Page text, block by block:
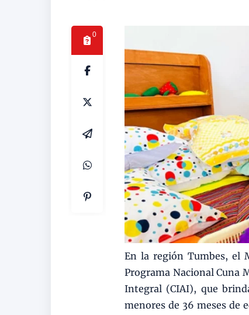
0
En la región Tumbes, el
Programa Nacional Cuna
Integral (CIAI), que
menores de 36 meses de